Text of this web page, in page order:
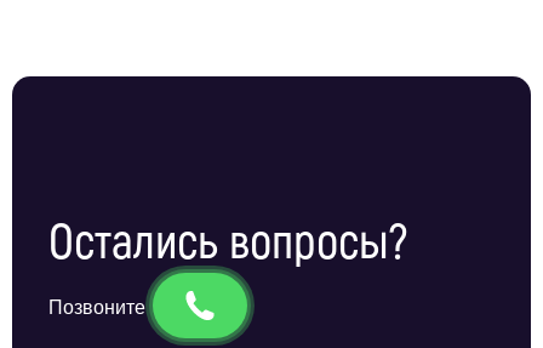
Остались вопросы?
Позвоните